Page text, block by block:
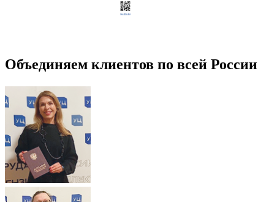
Объединяем клиентов по всей России